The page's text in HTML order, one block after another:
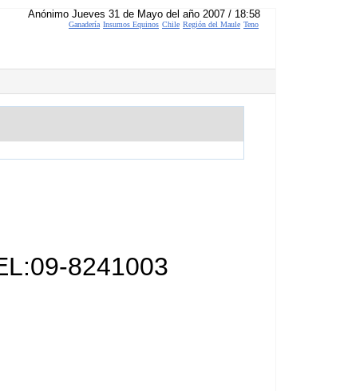
Ganadería Insumos Equinos Chile Región del Maule Teno
Anónimo Jueves 31 de Mayo del año 2007 / 18:58
8241003